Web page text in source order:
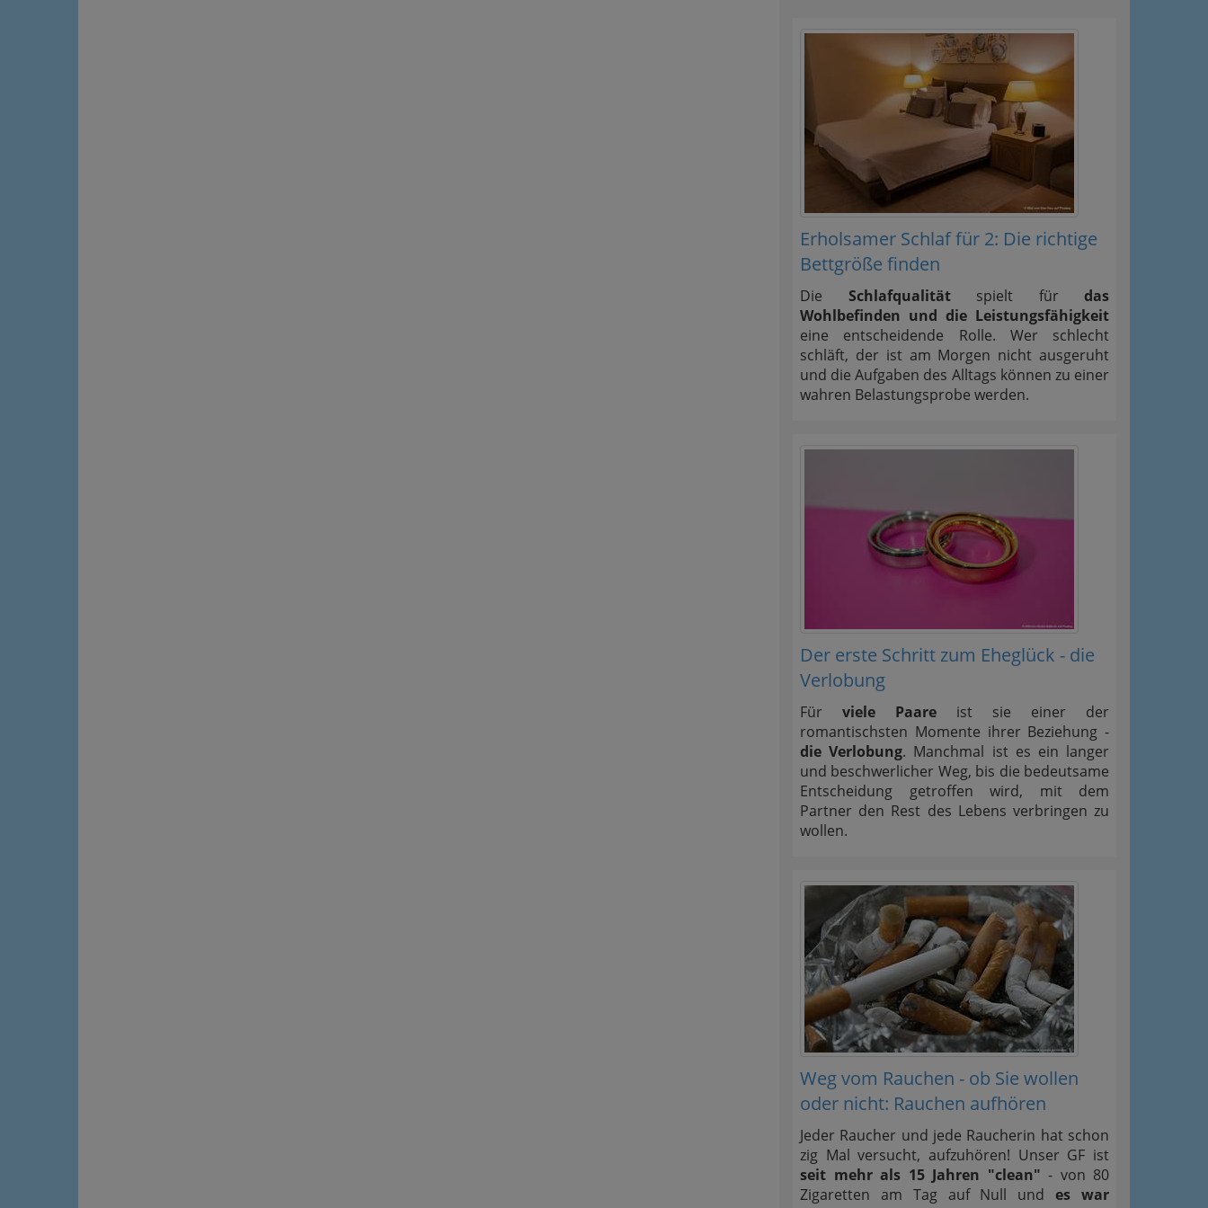
Erholsamer Schlaf für 2: Die richtige
Bettgröße finden
Die Schlafqualitätspielt für das
Wohlbefinden und die Leistungsfähigkeit
eine entscheidende Rolle. Wer schlecht
schläft, der ist am Morgen nicht ausgeruht
und die Aufgaben des Alltags können zu einer
wahren Belastungsprobe werden.
Der erste Schritt zum Eheglück - die
Verlobung
Für viele Paare ist sie einer der
romantischsten Momente ihrer Beziehung -
die Verlobung. Manchmal ist es ein langer
und beschwerlicher Weg, bis die bedeutsame
Entscheidung getroffen wird, mit dem
Partner den Rest des Lebens verbringen zu
wollen.
Weg vom Rauchen - ob Sie wollen
oder nicht: Rauchen aufhören
Jeder Raucher und jede Raucherin hat schon
zig Mal versucht, aufzuhören! Unser GF ist
seit mehr als 15 Jahren "clean" - von 80
Zigaretten am Tag auf Null undes war